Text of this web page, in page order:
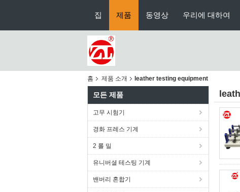
집 제품 동영상 우리에 대하여
홈 제품 소개 leather testing equipment
모든 제품
고무 시험기
경화 프레스 기계
2 롤 밀
유니버셜 테스팅 기계
밴버리 혼합기